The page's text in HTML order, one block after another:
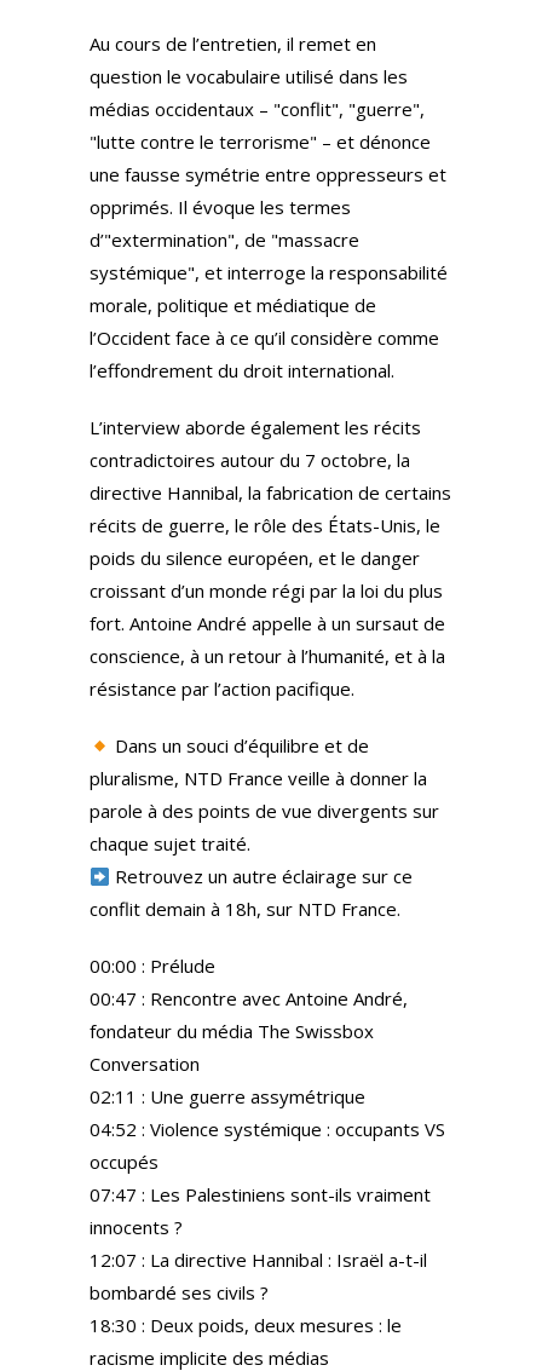
Au cours de l’entretien, il remet en
question le vocabulaire utilisé dans les
médias occidentaux – "conflit", "guerre",
"lutte contre le terrorisme" – et dénonce
une fausse symétrie entre oppresseurs et
opprimés. Il évoque les termes
d’"extermination", de "massacre
systémique", et interroge la responsabilité
morale, politique et médiatique de
l’Occident face à ce qu’il considère comme
l’effondrement du droit international.
L’interview aborde également les récits
contradictoires autour du 7 octobre, la
directive Hannibal, la fabrication de certains
récits de guerre, le rôle des États-Unis, le
poids du silence européen, et le danger
croissant d’un monde régi par la loi du plus
fort. Antoine André appelle à un sursaut de
conscience, à un retour à l’humanité, et à la
résistance par l’action pacifique.
Dans un souci d’équilibre et de
pluralisme, NTD France veille à donner la
parole à des points de vue divergents sur
chaque sujet traité.
Retrouvez un autre éclairage sur ce
conflit demain à 18h, sur NTD France.
00:00 : Prélude
00:47 : Rencontre avec Antoine André,
fondateur du média The Swissbox
Conversation
02:11 : Une guerre assymétrique
04:52 : Violence systémique : occupants VS
occupés
07:47 : Les Palestiniens sont-ils vraiment
innocents ?
12:07 : La directive Hannibal : Israël a-t-il
bombardé ses civils ?
18:30 : Deux poids, deux mesures : le
racisme implicite des médias